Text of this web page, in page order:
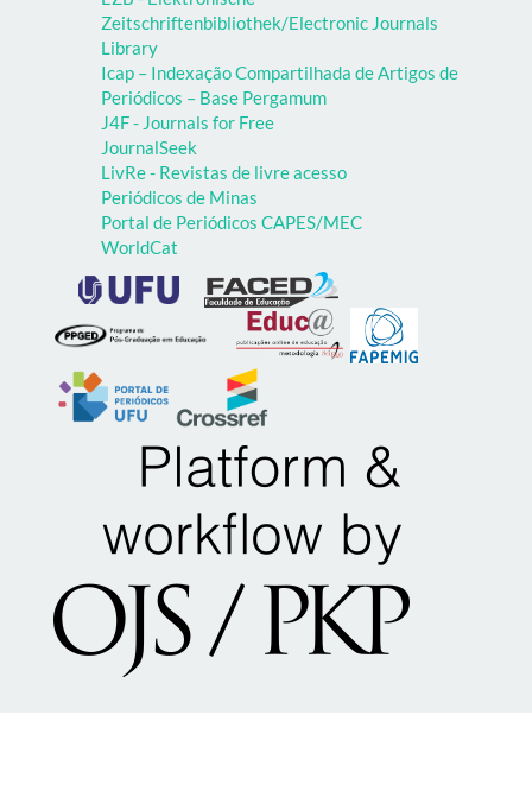
Zeitschriftenbibliothek/Electronic Journals
Library
Icap – Indexação Compartilhada de Artigos de
Periódicos – Base Pergamum
J4F - Journals for Free
JournalSeek
LivRe - Revistas de livre acesso
Periódicos de Minas
Portal de Periódicos CAPES/MEC
WorldCat